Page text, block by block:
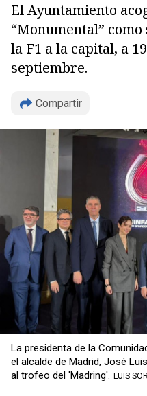
El Ayuntamiento
“Monumental”
la F1 a la capital, a
septiembre.
Compartir
La presidenta de la
el alcalde de Madrid, José
al trofeo del 'Madring'. LUIS